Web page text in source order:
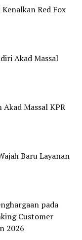
Red Fox
Akad Massal
Massal KPR
Baru Layanan
pada
Customer
2026